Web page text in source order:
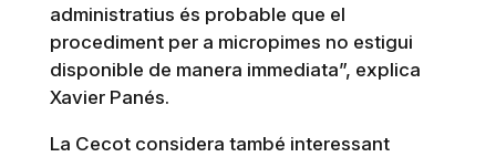
administratius és probable que el
procediment per a micropimes no estigui
disponible de manera immediata”, explica
Xavier Panés.
La Cecot considera també interessant